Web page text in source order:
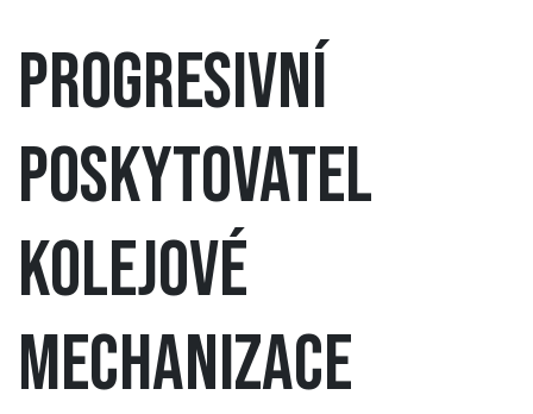
Progresivní
poskytovatel
kolejové
mechanizace